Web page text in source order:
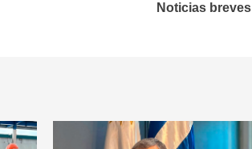
Noticias breves